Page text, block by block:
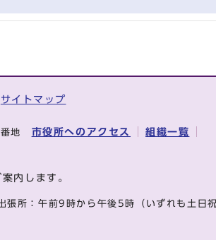
サイトマップ
番地 市役所へのアクセス 組織一覧
内します。
張所：午前9時から午後5時 （いずれも土日